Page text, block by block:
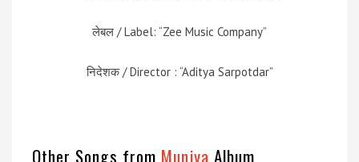
लेबल / Label: “Zee Music Company”
निदेशक / Director : “Aditya Sarpotdar”
Other Songs from Munjya Album